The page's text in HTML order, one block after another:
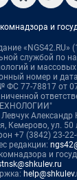
и
«NGS42.RU»
службой по
и
номер и
ФС 77-78817 от
Александр
Кемерово, ул. 50
+7 (3842) 23-
редакции:
и